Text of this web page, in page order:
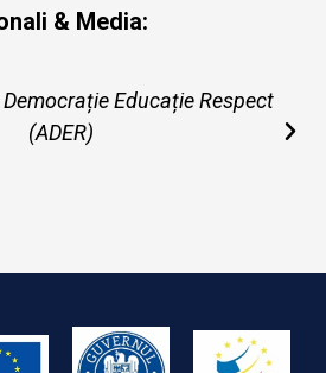
& Media:
Educație Respect
(ADER)